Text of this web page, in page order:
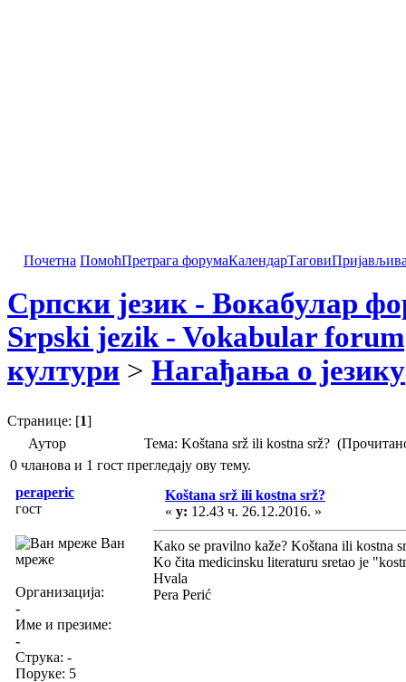
Почетна ПомоћПретрага форумаКалендарТагови
Српски језик - Вокабулар
Srpski jezik - Vokabular forum
култури > Нагађања о језику
Странице: [1]
Аутор
Тема: Koštana srž ili kostna srž?
0 чланова и 1 гост прегледају ову тему.
peraperic
гост
Ван
мреже
Организација:
-
Име и презиме:
-
Струка: -
Поруке: 5
Koštana srž ili kostna srž?
« у: 12.43 ч. 26.12.2016. »
Kako se pravilno kaže? Koštana ili kostna
Ko čita medicinsku literaturu sretao je
Hvala
Pera Perić